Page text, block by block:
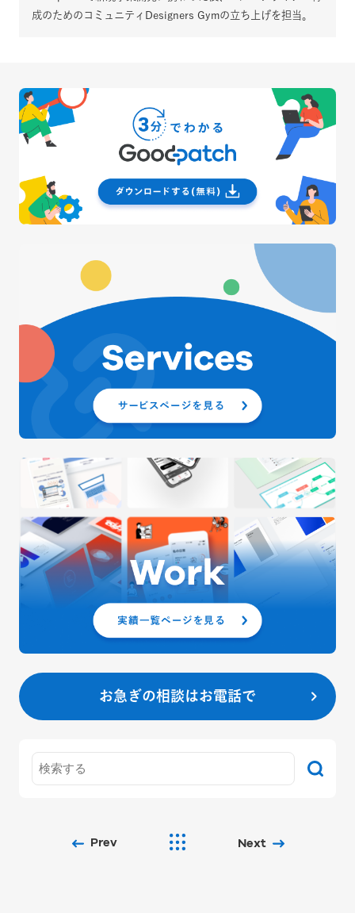
成のためのコミュニティDesigners Gymの立ち上げを担当。
お急ぎの相談はお電話で
Prev Next